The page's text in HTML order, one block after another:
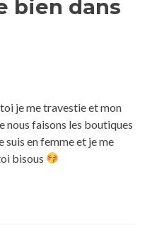
bien dans
je me travestie et mon
nous faisons les boutiques
suis en femme et je me
bisous